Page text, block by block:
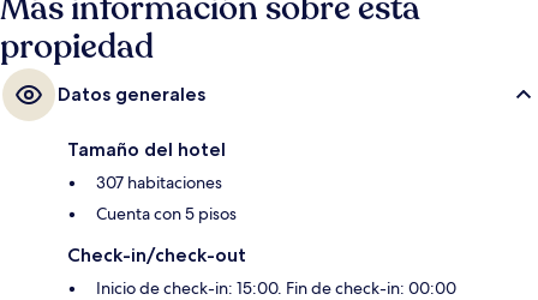
propiedad
Datos generales
Tamaño del hotel
307 habitaciones
Cuenta con 5 pisos
Check-in/check-out
Inicio de check-in: 15:00. Fin de check-in: 00:00